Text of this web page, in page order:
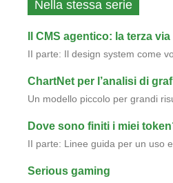
Nella stessa serie
Il CMS agentico: la terza via
II parte: Il design system come
ChartNet per l’analisi di
Un modello piccolo per grandi
Dove sono finiti i miei
II parte: Linee guida per un uso
Serious gaming